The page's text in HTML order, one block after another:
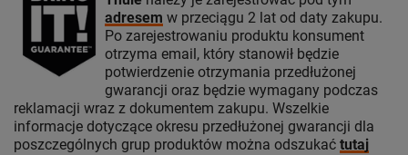
adresem w przeciągu 2 lat od daty zakupu.
Po zarejestrowaniu produktu konsument
otrzyma email, który stanowił będzie
potwierdzenie otrzymania przedłużonej
gwarancji oraz będzie wymagany podczas
reklamacji wraz z dokumentem zakupu. Wszelkie
informacje dotyczące okresu przedłużonej gwarancji dla
poszczególnych grup produktów można odszukać tutaj